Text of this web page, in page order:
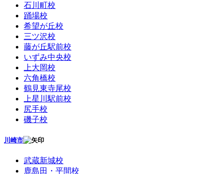
石川町校
踊場校
希望が丘校
三ツ沢校
藤が丘駅前校
いずみ中央校
上大岡校
六角橋校
鶴見東寺尾校
上星川駅前校
尻手校
磯子校
川崎市
武蔵新城校
鹿島田・平間校